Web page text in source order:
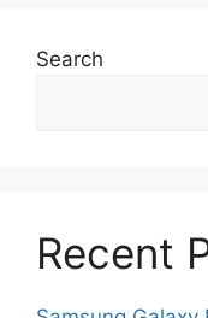
Search
Recent